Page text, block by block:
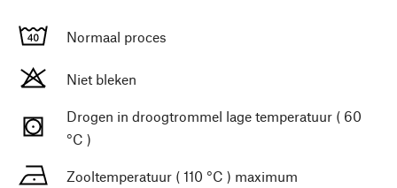
Normaal proces
Niet bleken
Drogen in droogtrommel lage temperatuur ( 60
°C )
Zooltemperatuur ( 110 °C ) maximum